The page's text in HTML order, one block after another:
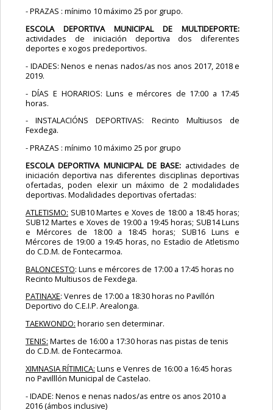
- PRAZAS : mínimo 10 máximo 25 por grupo.
ESCOLA DEPORTIVA MUNICIPAL DE MULTIDEPORTE:
actividades de iniciación deportiva dos diferentes
deportes e xogos predeportivos.
- IDADES: Nenos e nenas nados/as nos anos 2017, 2018 e
2019.
- DÍAS E HORARIOS: Luns e mércores de 17:00 a 17:45
horas.
- INSTALACIÓNS DEPORTIVAS: Recinto Multiusos de
Fexdega.
- PRAZAS : mínimo 10 máximo 25 por grupo
ESCOLA DEPORTIVA MUNICIPAL DE BASE: actividades de
iniciación deportiva nas diferentes disciplinas deportivas
ofertadas, poden elexir un máximo de 2 modalidades
deportivas. Modalidades deportivas ofertadas:
ATLETISMO: SUB10 Martes e Xoves de 18:00 a 18:45 horas;
SUB12 Martes e Xoves de 19:00 a 19:45 horas; SUB14 Luns
e Mércores de 18:00 a 18:45 horas;
SUB16 Luns e
Mércores de 19:00 a 19:45 horas, no Estadio de Atletismo
do C.D.M. de Fontecarmoa.
BALONCESTO: Luns e mércores de 17:00 a 17:45 horas no
Recinto Multiusos de Fexdega.
PATINAXE: Venres de 17:00 a 18:30 horas no Pavillón
Deportivo do C.E.I.P. Arealonga.
TAEKWONDO: horario sen determinar.
TENIS: Martes de 16:00 a 17:30 horas nas pistas de tenis
do C.D.M. de Fontecarmoa.
XIMNASIA RÍTIMICA: Luns e Venres de 16:00 a 16:45 horas
no Pavilllón Municipal de Castelao.
- IDADE: Nenos e nenas nados/as entre os anos 2010 a
2016 (ámbos inclusive)